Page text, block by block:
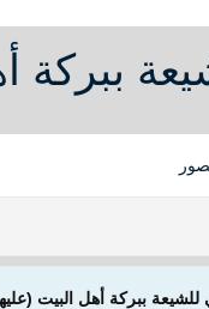
للشيعة ببركة أهل البيت